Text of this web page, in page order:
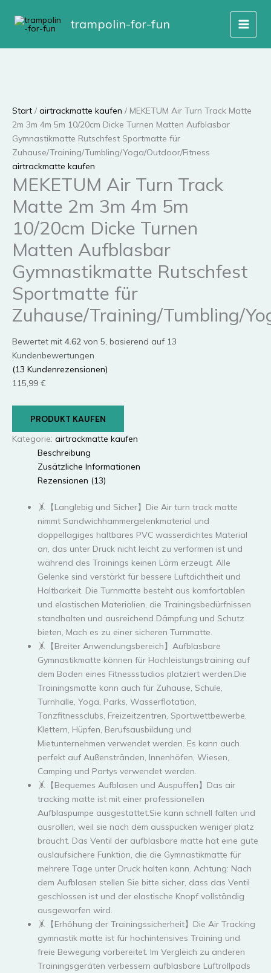
Inhalt
springen
trampolin-for-fun
Start / airtrackmatte kaufen / MEKETUM Air Turn Track Matte
2m 3m 4m 5m 10/20cm Dicke Turnen Matten Aufblasbar
Gymnastikmatte Rutschfest Sportmatte für
Zuhause/Training/Tumbling/Yoga/Outdoor/Fitness
airtrackmatte kaufen
MEKETUM Air Turn Track
Matte 2m 3m 4m 5m
10/20cm Dicke Turnen
Matten Aufblasbar
Gymnastikmatte Rutschfest
Sportmatte für
Zuhause/Training/Tumbling/
Bewertet mit 4.62 von 5, basierend auf 13
Kundenbewertungen
(13 Kundenrezensionen)
115,99 €
PRODUKT KAUFEN
Kategorie: airtrackmatte kaufen
Beschreibung
Zusätzliche Informationen
Rezensionen (13)
🤸【Langlebig und Sicher】Die Air turn track matte
nimmt Sandwichhammergelenkmaterial und
doppellagiges haltbares PVC wasserdichtes Material
an, das unter Druck nicht leicht zu verformen ist und
während des Trainings keinen Lärm erzeugt. Alle
Gelenke sind verstärkt für bessere Luftdichtheit und
Haltbarkeit. Die Turnmatte besteht aus komfortablen
und elastischen Materialien, die Trainingsbedürfnissen
standhalten und ausreichend Dämpfung und Schutz
bieten, Mach es zu einer sicheren Turnmatte.
🤸【Breiter Anwendungsbereich】Aufblasbare
Gymnastikmatte können für Hochleistungstraining auf
dem Boden eines Fitnessstudios platziert werden.Die
Trainingsmatte kann auch für Zuhause, Schule,
Turnhalle, Yoga, Parks, Wasserflotation,
Tanzfitnessclubs, Freizeitzentren, Sportwettbewerbe,
Klettern, Hüpfen, Berufsausbildung und
Mietunternehmen verwendet werden. Es kann auch
perfekt auf Außenstränden, Innenhöfen, Wiesen,
Camping und Partys verwendet werden.
🤸【Bequemes Aufblasen und Auspuffen】Das air
tracking matte ist mit einer professionellen
Aufblaspumpe ausgestattet.Sie kann schnell falten und
ausrollen, weil sie nach dem ausspucken weniger platz
braucht. Das Ventil der aufblasbare matte hat eine gute
auslaufsichere Funktion, die die Gymnastikmatte für
mehrere Tage unter Druck halten kann. Achtung: Nach
dem Aufblasen stellen Sie bitte sicher, dass das Ventil
geschlossen ist und der elastische Knopf vollständig
ausgeworfen wird.
🤸【Erhöhung der Trainingssicherheit】Die Air Tracking
gymnastik matte ist für hochintensives Training und
freie Bewegung vorbereitet. Im Vergleich zu anderen
Trainingsgeräten verbessern aufblasbare Luftrollpads